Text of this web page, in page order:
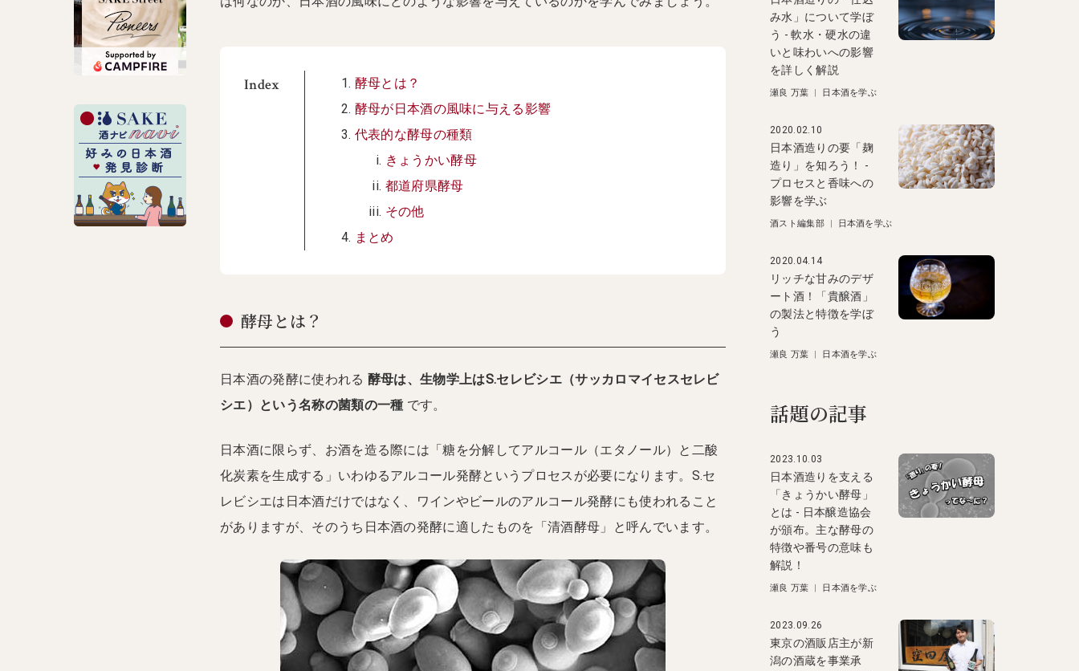
Index
酵母とは？
酵母が日本酒の風味に与える影響
代表的な酵母の種類
きょうかい酵母
都道府県酵母
その他
まとめ
酵母とは？
日本酒の発酵に使われる 酵母は、生物学上はS.セレビシエ（サッカロマイセスセレビ
シエ）という名称の菌類の一種 です。
日本酒に限らず、お酒を造る際には「糖を分解してアルコール（エタノール）と二酸
化炭素を生成する」いわゆるアルコール発酵というプロセスが必要になります。S.セ
レビシエは日本酒だけではなく、ワインやビールのアルコール発酵にも使われること
がありますが、そのうち日本酒の発酵に適したものを「清酒酵母」と呼んでいます。
み水」について学ぼ
う - 軟水・硬水の違
いと味わいへの影響
を詳しく解説
瀬良 万葉 | 日本酒を学ぶ
2020.02.10
日本酒造りの要「麹
造り」を知ろう！ -
プロセスと香味への
影響を学ぶ
酒スト編集部| 日本酒を学ぶ
2020.04.14
リッチな甘みのデザ
ート酒！「貴醸酒」
の製法と特徴を学ぼ
う
瀬良 万葉 | 日本酒を学ぶ
話題の記事
2023.10.03
日本酒造りを支える
「きょうかい酵母」
とは - 日本醸造協会
が頒布。主な酵母の
特徴や番号の意味も
解説！
瀬良 万葉 | 日本酒を学ぶ
2023.09.26
東京の酒販店主が新
潟の酒蔵を事業承